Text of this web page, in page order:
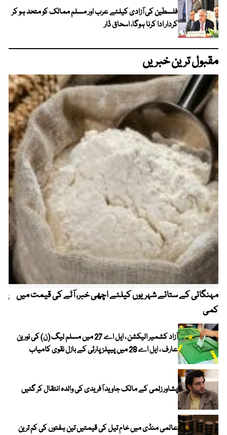
فلسطین کی آزادی کیلئے عرب اور مسلم ممالک کو متحد ہو کر
کردار ادا کرنا ہوگا، اسحاق ڈار
مقبول ترین خبریں
مہنگائی کے ستائے شہریوں کیلئے اچھی خبر، آٹے کی قیمت میں
کمی
آزاد کشمیر الیکشن ، ایل اے 27 میں مسلم لیگ (ن) کی نورین
عارف ، ایل اے 28 میں پیپلز پارٹی کے بازل نقوی کامیاب
پشاور زلمی کے مالک جاوید آفریدی کی والدہ انتقال کر گئیں
عالمی منڈی میں خام تیل کی قیمتیں تین ہفتوں کی کم ترین